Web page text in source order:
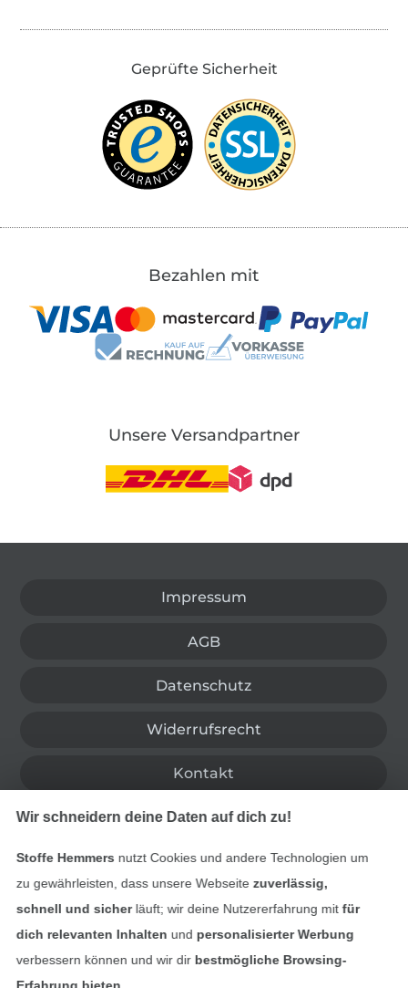
Geprüfte Sicherheit
Bezahlen mit
Unsere Versandpartner
Impressum
AGB
Datenschutz
Widerrufsrecht
Kontakt
Bestellung widerrufen
Finde mehr Inspiration
Wir schneidern deine Daten auf dich zu!
Stoffe Hemmers nutzt Cookies und andere Technologien um
zu gewährleisten, dass unsere Webseite zuverlässig,
schnell und sicherläuft; wir deine Nutzererfahrung mitfür
dich relevanten Inhalten und personalisierter Werbung
verbessern können und wir dir bestmögliche Browsing-